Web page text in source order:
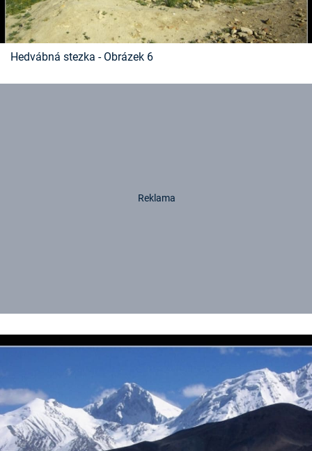
Hedvábná stezka - Obrázek 6